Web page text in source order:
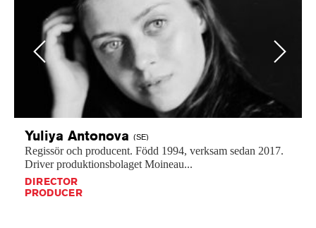
Previous
Yuliya Antonova (SE)
Regissör och producent. Född 1994, verksam sedan 2017.
Driver produktionsbolaget Moineau...
DIRECTOR
PRODUCER
Next